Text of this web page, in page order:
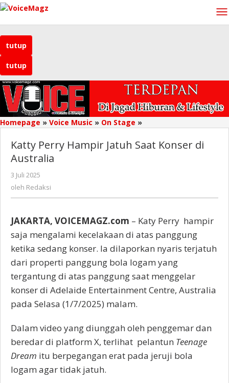
Lewati
konten
tutup
tutup
Homepage » Voice Music » On Stage »
Hampir
Australia
Katty Perry Hampir Jatuh Saat Konser di
Australia
3 Juli 2025
Redaksi
oleh Redaksi
JAKARTA, VOICEMAGZ.com – Katy Perry hampir
saja mengalami kecelakaan di atas panggung
ketika sedang konser. Ia dilaporkan nyaris terjatuh
dari properti panggung bola logam yang
tergantung di atas panggung saat menggelar
konser di Adelaide Entertainment Centre, Australia
pada Selasa (1/7/2025) malam.
Dalam video yang diunggah oleh penggemar dan
beredar di platform X, terlihat pelantun Teenage
Dream itu berpegangan erat pada jeruji bola
logam agar tidak jatuh.